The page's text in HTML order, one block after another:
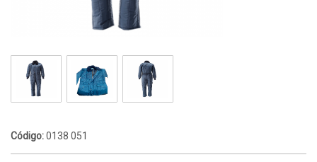
Código:0138 051